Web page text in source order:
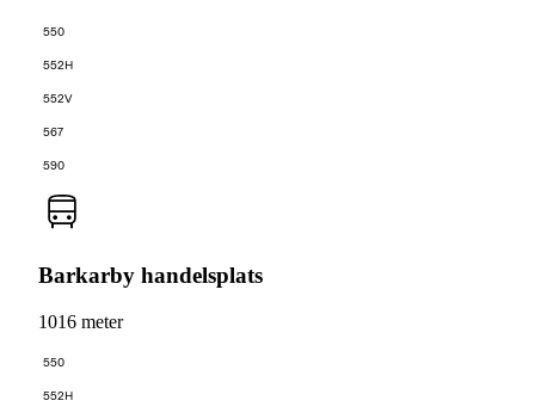
550
552H
552V
567
590
Barkarby handelsplats
1016 meter
550
552H